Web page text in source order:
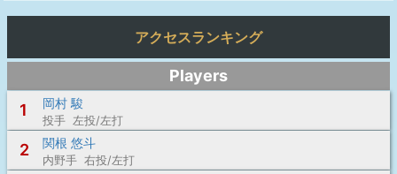
アクセスランキング
Players
1
岡村 駿
投手 左投/左打
2 関根 悠斗
内野手 右投/左打